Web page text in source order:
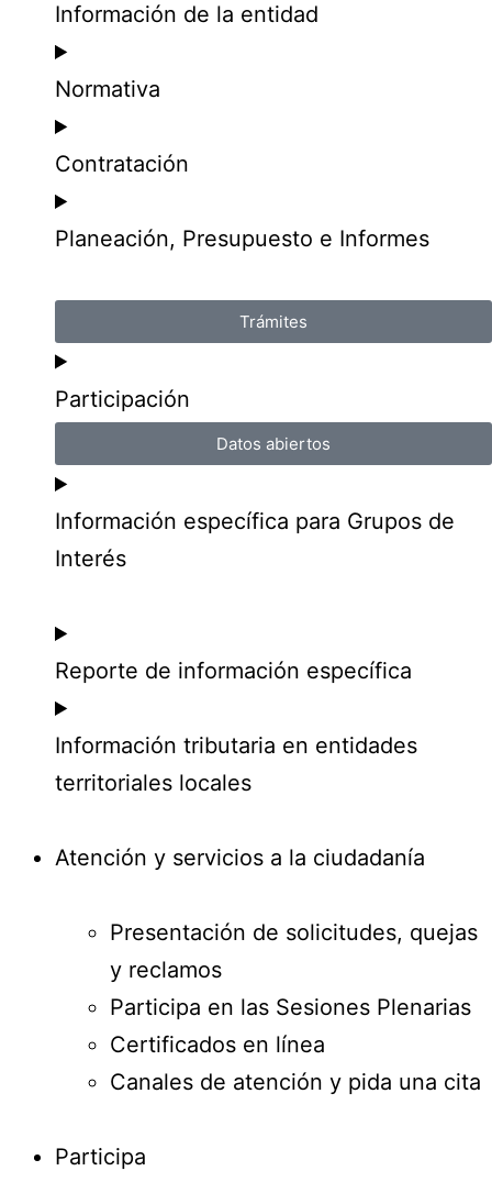
Información de la entidad
Normativa
Contratación
Planeación, Presupuesto e Informes
Trámites
Participación
Datos abiertos
Información específica para Grupos de
Interés
Reporte de información específica
Información tributaria en entidades
territoriales locales
Atención y servicios a la ciudadanía
Presentación de solicitudes, quejas
y reclamos
Participa en las Sesiones Plenarias
Certificados en línea
Canales de atención y pida una cita
Participa